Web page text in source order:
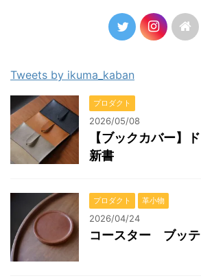
Tweets by ikuma_kaban
プロダクト
2026/05/08
【ブックカバー】
新書
プロダクト 革小物
2026/04/24
コースター ブッ